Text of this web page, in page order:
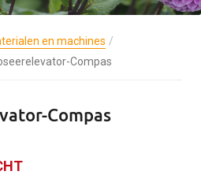
en machines
Compas
Compas